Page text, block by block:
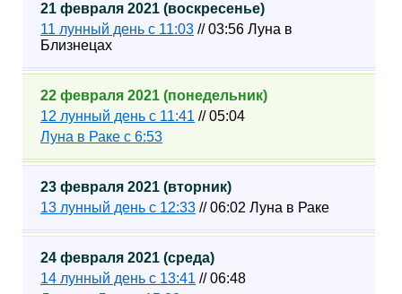
21 февраля 2021 (воскресенье)
11 лунный день с 11:03 // 03:56 Луна в
Близнецах
22 февраля 2021 (понедельник)
12 лунный день с 11:41 // 05:04
Луна в Раке с 6:53
23 февраля 2021 (вторник)
13 лунный день с 12:33 // 06:02 Луна в Раке
24 февраля 2021 (среда)
14 лунный день с 13:41 // 06:48